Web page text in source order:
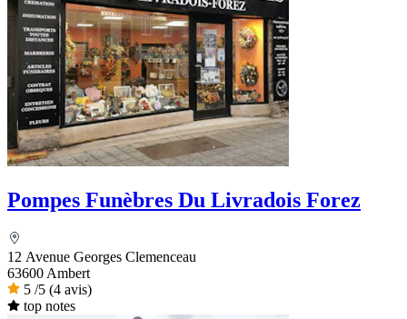
Pompes Funèbres Du Livradois Forez
12 Avenue Georges Clemenceau
63600 Ambert
5 /5 (4 avis)
top notes